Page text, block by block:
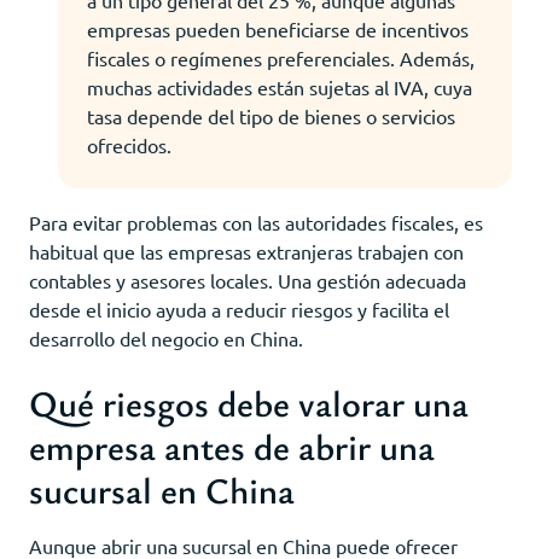
empresas pueden beneficiarse de incentivos
fiscales o regímenes preferenciales. Además,
muchas actividades están sujetas al IVA, cuya
tasa depende del tipo de bienes o servicios
ofrecidos.
Para evitar problemas con las autoridades fiscales, es
habitual que las empresas extranjeras trabajen con
contables y asesores locales. Una gestión adecuada
desde el inicio ayuda a reducir riesgos y facilita el
desarrollo del negocio en China.
Qué riesgos debe valorar una
empresa antes de abrir una
sucursal en China
Aunque abrir una sucursal en China puede ofrecer